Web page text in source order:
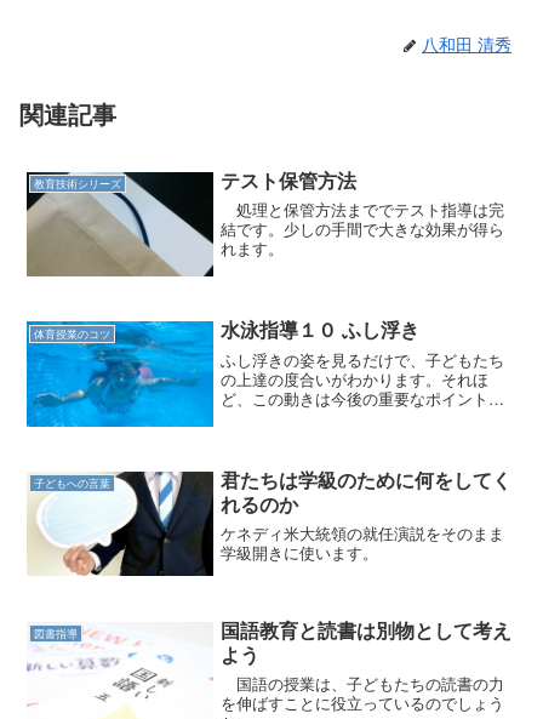
八和田 清秀
関連記事
教育技術シリーズ テスト保管方法
処理と保管方法まででテスト指導は完
結です。少しの手間で大きな効果が得ら
れます。
体育授業のコツ 水泳指導１０ ふし浮き
ふし浮きの姿を見るだけで、子どもたち
の上達の度合いがわかります。それほ
ど、この動きは今後の重要なポイントで
子どもへの言葉
君たちは学級のために何をしてく
れるのか
ケネディ米大統領の就任演説をそのまま
学級開きに使います。
図書指導
国語教育と読書は別物として考え
よう
国語の授業は、子どもたちの読書の力
を伸ばすことに役立っているのでしょう